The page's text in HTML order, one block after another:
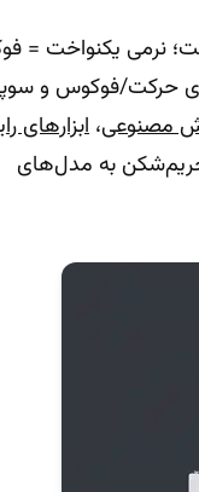
حرکت/فوکوس و
مصنوعی، ابزارهای
به مدل‌های